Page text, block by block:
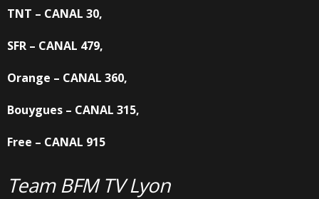
TNT – CANAL 30,
SFR – CANAL 479,
Orange – CANAL 360,
Bouygues – CANAL 315,
Free – CANAL 915
Team BFM TV Lyon